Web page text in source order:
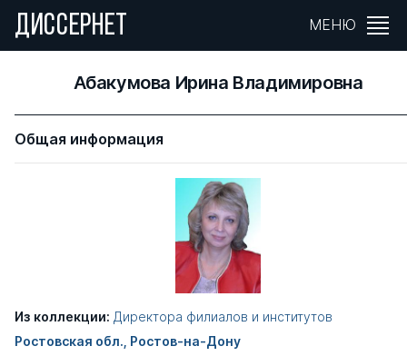
ДИССЕРНЕТ МЕНЮ
Абакумова Ирина Владимировна
Общая информация
Из коллекции: Директора филиалов и институтов
Ростовская обл., Ростов-на-Дону